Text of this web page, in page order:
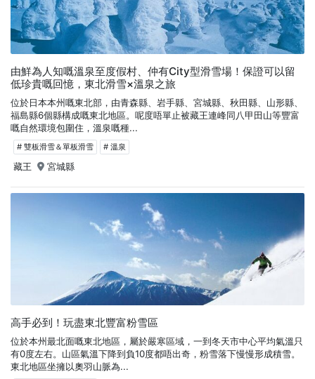
由鮮為人知嘅溫泉至度假村、仲有City型滑雪場！保證可以留
低珍貴嘅回憶，東北滑雪×溫泉之旅
位於日本本州嘅東北部，由青森縣、岩手縣、宮城縣、秋田縣、山形縣、
福島縣6個縣構成嘅東北地區。呢度唔單止被藏王連峰同八甲田山等豐富
嘅自然環境包圍住，溫泉嘅種...
# 雙板滑雪＆單板滑雪 # 溫泉
藏王 宮城縣
高手必到！玩盡東北豐富粉雪區
位於本州最北面嘅東北地區，屬於嚴寒區域，一到冬天市中心平均氣溫只
有0度左右。山區氣溫下降到負10度都唔出奇，粉雪落下慢慢形成積雪。
東北地區坐擁以奧羽山脈為...